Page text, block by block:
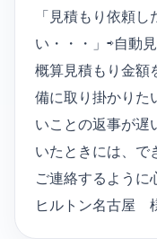
「見積もり依頼
い・・・」⇨自動
概算見積もり金額
備に取り掛かりた
いことの返事が遅
いたときには、で
ご連絡するように
ヒルトン名古屋